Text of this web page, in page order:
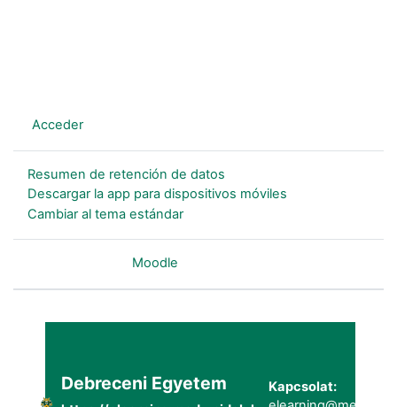
Acceder)
Resumen de retención de datos
Descargar la app para dispositivos móviles
Cambiar al tema estándar
Moodle
Debreceni Egyetem
Kapcsolat: